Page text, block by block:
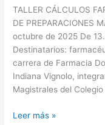
TALLER CÁLCULOS
DE PREPARACIONES
octubre de 2025 De
Destinatarios:
carrera de Farmacia
Indiana Vignolo,
Magistrales del
desarrollo
de
Preparaciones
Magistrales
Leer más »